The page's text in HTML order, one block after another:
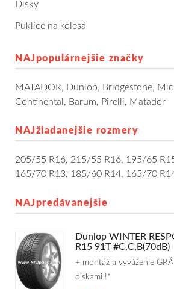
Osobné/crossover + malé úžitkové
SUV/crossover + OFFRoad-ové
Plechové
Puklice na kolesá Kontakt
Disky
Puklice na kolesá
NAJpopulárnejšie značky
MATADOR, Dunlop, Bridgestone,
Continental , Barum, Pirelli, Matador
NAJžiadanejšie rozmery
205/55 R16, 215/55 R16, 195/65
165/70 R13, 185/60 R14, 165/70
NAJpredávanejšie
Dunlop WINTER
R15 91T #C,C,B(70dB)
+ montáž a vyváženie
diskami !*